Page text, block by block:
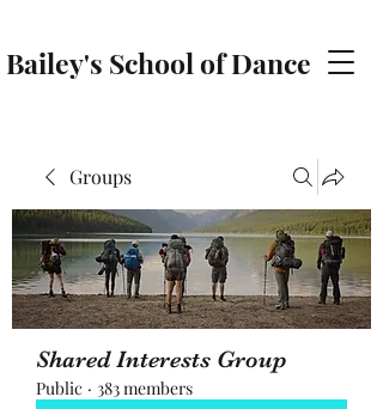
Bailey's School of Dance
Groups
Shared Interests Group
Public · 383 members